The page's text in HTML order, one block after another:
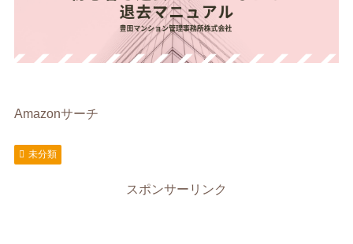
Amazonサーチ
未分類
スポンサーリンク